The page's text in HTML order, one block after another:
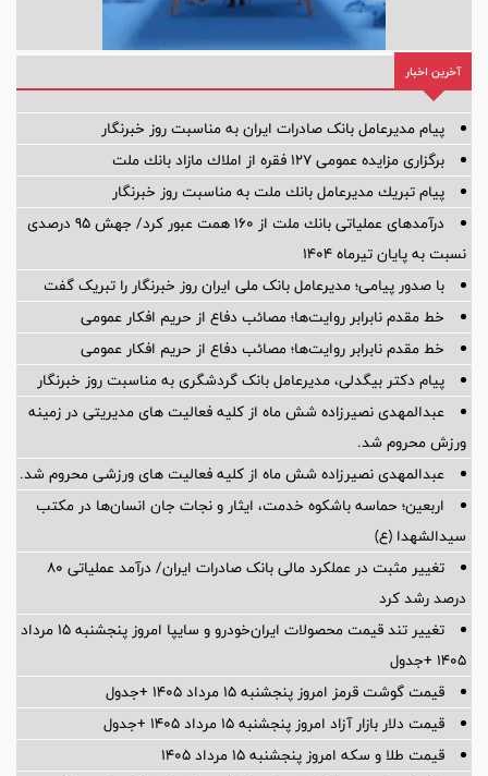
آخرین اخبار
پیام مدیرعامل بانک صادرات ایران به مناسبت روز خبرنگار
برگزاری مزایده عمومی 127 فقره از املاك مازاد بانك ملت
پیام تبریك مدیرعامل بانك ملت به مناسبت روز خبرنگار
درآمدهای عملیاتی بانك ملت از 160 همت عبور كرد/ جهش 95 درصدی
نسبت به پایان تیرماه 1404
با صدور پیامی؛ مدیرعامل بانک ملی ایران روز خبرنگار را تبریک گفت
خط مقدم نابرابر روایت‌ها؛ مصائب دفاع از حریم افکار عمومی
خط مقدم نابرابر روایت‌ها؛ مصائب دفاع از حریم افکار عمومی
پیام دکتر بیگدلی، مدیرعامل بانک گردشگری به مناسبت روز خبرنگار
عبدالمهدی نصیرزاده شش ماه از کلیه فعالیت های مدیریتی در زمینه
ورزش محروم شد.
عبدالمهدی نصیرزاده شش ماه از کلیه فعالیت های ورزشی محروم شد.
اربعین؛ حماسه باشکوه خدمت، ایثار و نجات جان انسان‌ها در مکتب
سیدالشهدا (ع)
تغییر مثبت در عملکرد مالی بانک صادرات ایران/ درآمد عملیاتی 80
درصد رشد کرد
تغییر تند قیمت محصولات ایران‌خودرو و سایپا امروز پنجشنبه ۱۵ مرداد
۱۴۰۵ +جدول
قیمت گوشت قرمز امروز پنجشنبه ۱۵ مرداد ۱۴۰۵ +جدول
قیمت دلار بازار آزاد امروز پنجشنبه ۱۵ مرداد ۱۴۰۵ +جدول
قیمت طلا و سکه امروز پنجشنبه ۱۵ مرداد ۱۴۰۵